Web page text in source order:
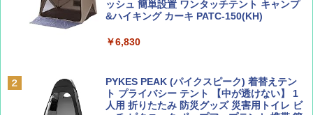
￥1,500
￥713
￥2,079
￥2,695
ッシュ 簡単設置 ワンタッチテント キャンプ
&ハイキング カーキ PATC-150(KH)
￥6,830
PYKES PEAK (パイクスピーク) 着替えテン
ト プライバシー テント 【中が透けない】 1
人用 折りたたみ 防災グッズ 災害用トイレ ビ